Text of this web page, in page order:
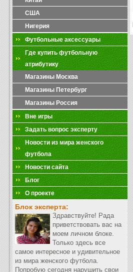
США
Нигерия
Футбольные аксессуары
Где купить футбольную
атрибутику
Магазины Москва
Магазины Петербург
Магазины Россия
Вне игры
Задать вопрос эксперту
Новости из мира женского
футбола
Новости сайта
Блог
О проекте
Блок эксперта:
Здравствуйте! Рада
приветствовать вас на
моем личном блоке.
Только здесь все
самое интересное и удивительное
из мира женского футбола.
Попробую сегодня нарушить свои